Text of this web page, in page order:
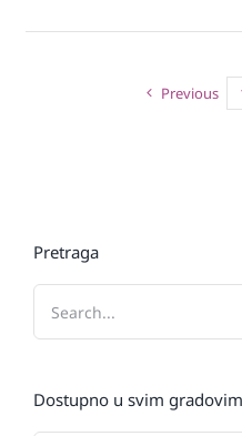
Previous
Pretraga
Dostupno u svim